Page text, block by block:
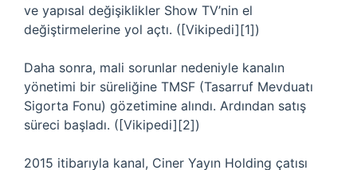
ve yapısal değişiklikler Show TV’nin el
değiştirmelerine yol açtı. ([Vikipedi][1])
Daha sonra, mali sorunlar nedeniyle kanalın
yönetimi bir süreliğine TMSF (Tasarruf Mevduatı
Sigorta Fonu) gözetimine alındı. Ardından satış
süreci başladı. ([Vikipedi][2])
2015 itibarıyla kanal, Ciner Yayın Holding çatısı